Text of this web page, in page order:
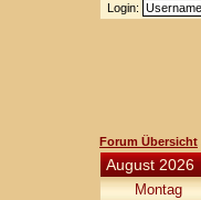
Login:
Forum Übersicht
August 2026
Montag